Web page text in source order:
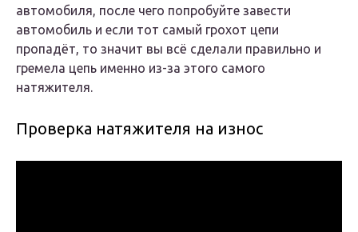
автомобиля, после чего попробуйте завести
автомобиль и если тот самый грохот цепи
пропадёт, то значит вы всё сделали правильно и
гремела цепь именно из-за этого самого
натяжителя.
Проверка натяжителя на износ